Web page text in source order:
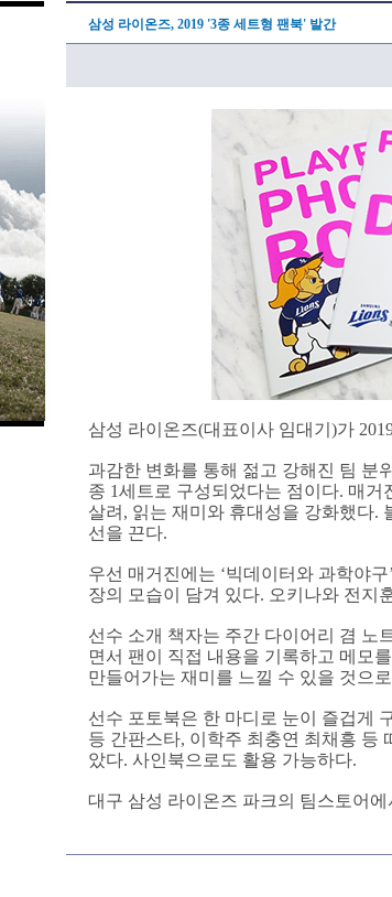
삼성 라이온즈, 2019 '3종 세트형 팬북' 발간
삼성 라이온즈(대표이사 임대기)가
과감한 변화를 통해 젊고 강해진 팀 분
종 1세트로 구성되었다는 점이다. 매
살려, 읽는 재미와 휴대성을 강화했다.
선을 끈다.
우선 매거진에는 ‘빅데이터와 과학야
장의 모습이 담겨 있다. 오키나와 전지
선수 소개 책자는 주간 다이어리 겸 노
면서 팬이 직접 내용을 기록하고 메모
만들어가는 재미를 느낄 수 있을 것으
선수 포토북은 한 마디로 눈이 즐겁게
등 간판스타, 이학주 최충연 최채흥 등
았다. 사인북으로도 활용 가능하다.
대구 삼성 라이온즈 파크의 팀스토어